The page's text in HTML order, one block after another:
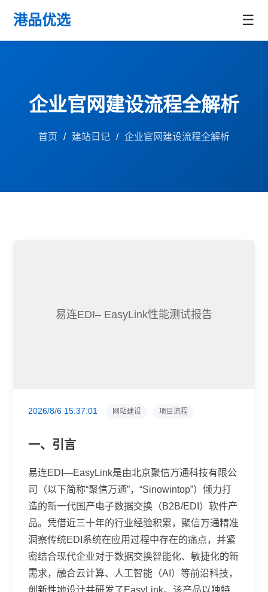
港品优选 ☰
企业官网建设流程全解析
首页 / 建站日记 / 企业官网建设流程全解析
易连EDI– EasyLink性能测试报告
2026/8/6 15:37:01 网站建设 项目流程
一、引言
易连EDI—EasyLink是由北京聚信万通科技有限公
司（以下简称“聚信万通”，“Sinowintop”）倾力打
造的新一代国产电子数据交换（B2B/EDI）软件产
品。凭借近三十年的行业经验积累，聚信万通精准
洞察传统EDI系统在应用过程中存在的痛点，并紧
密结合现代企业对于数据交换智能化、敏捷化的新
需求，融合云计算、人工智能（AI）等前沿科技，
创新性地设计并研发了EasyLink。该产品以独特